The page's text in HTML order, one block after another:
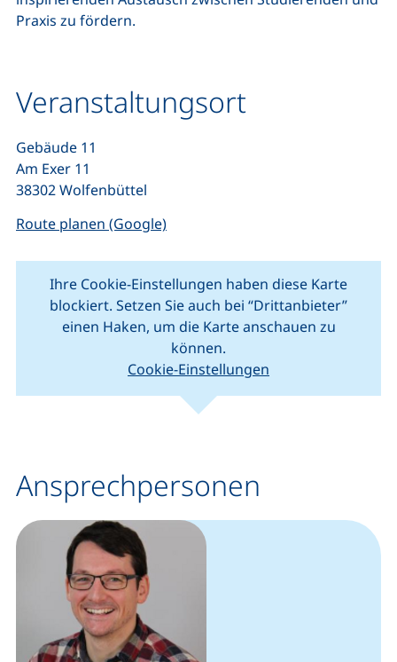
Praxis zu fördern.
Veranstaltungsort
Gebäude 11
Am Exer 11
38302 Wolfenbüttel
Route planen (Google)(externer Link, öffnet neues
Ihre Cookie-Einstellungen haben diese Karte
blockiert. Setzen Sie auch bei “Drittanbieter”
einen Haken, um die Karte anschauen zu
können.
Cookie-Einstellungen
−
(externer Link, öffnet neues Fenster).
Kartendaten © Mitwirkende von
Ansprechpersonen